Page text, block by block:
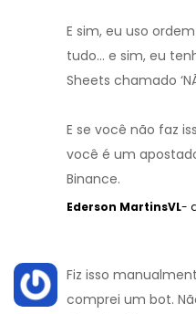
E sim, eu uso
tudo... e sim, eu
Sheets chamado
E se você não faz
você é um
Binance.
Ederson MartinsVL-
Fiz isso
comprei um bot.